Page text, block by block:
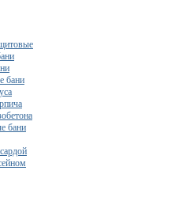
бани
бани